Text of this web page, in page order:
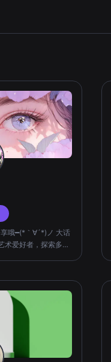
哦━(*｀∀´*)ノ 大话
术爱好者，探索多种